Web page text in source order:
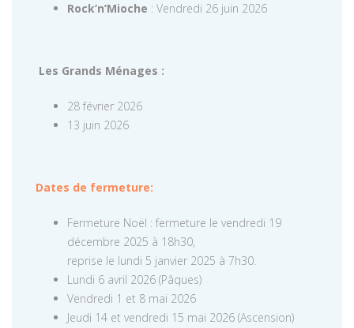
Rock’n’Mioche : Vendredi 26 juin 2026
Les Grands Ménages :
28 février 2026
13 juin 2026
Dates de fermeture:
Fermeture Noël : fermeture le vendredi 19
décembre 2025 à 18h30,
reprise le lundi 5 janvier 2025 à 7h30.
Lundi 6 avril 2026 (Pâques)
Vendredi 1 et 8 mai 2026
Jeudi 14 et vendredi 15 mai 2026 (Ascension)